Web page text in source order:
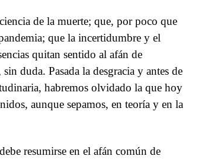
de la muerte; que, por poco que
que la incertidumbre y el
quitan sentido al afán de
duda. Pasada la desgracia y antes de
habremos olvidado la que hoy
aunque sepamos, en teoría y en la
resumirse en el afán común de